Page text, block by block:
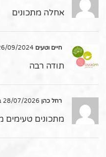
אחלה מתכונים
חיים וטעים
תודה רבה
רחל כהן
מתכונים טעימים